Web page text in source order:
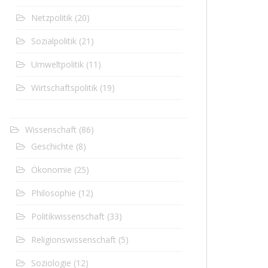
Netzpolitik (20)
Sozialpolitik (21)
Umweltpolitik (11)
Wirtschaftspolitik (19)
Wissenschaft (86)
Geschichte (8)
Ökonomie (25)
Philosophie (12)
Politikwissenschaft (33)
Religionswissenschaft (5)
Soziologie (12)